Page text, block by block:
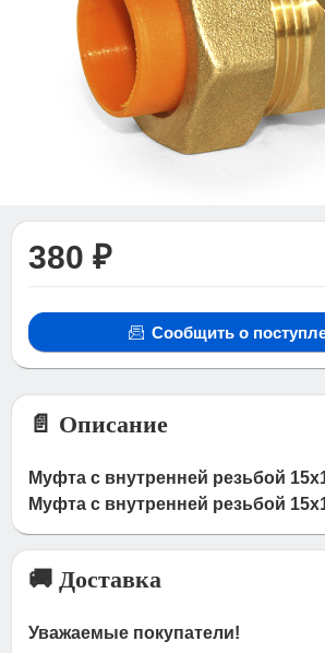
380 ₽
Сообщить о
📄 Описание
Муфта с внутренней резьбой
Муфта с внутренней резьбой
🚚 Доставка
Уважаемые покупатели!